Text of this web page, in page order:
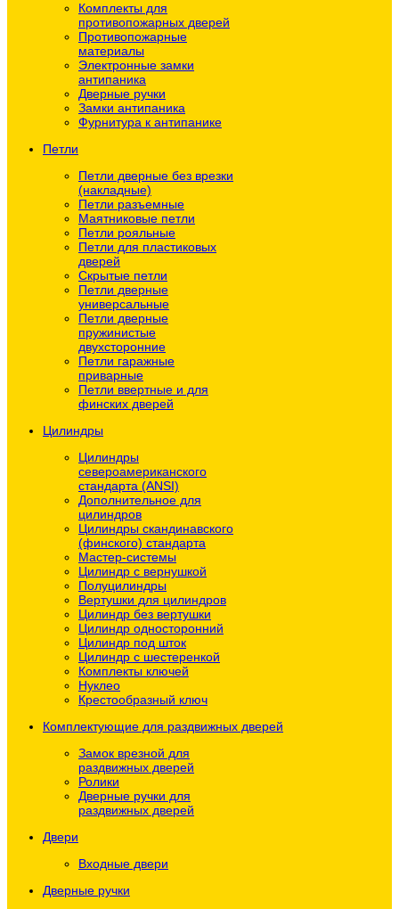
Комплекты для
противопожарных дверей
Противопожарные
материалы
Электронные замки
антипаника
Дверные ручки
Замки антипаника
Фурнитура к антипанике
Петли
Петли дверные без врезки
(накладные)
Петли разъемные
Маятниковые петли
Петли рояльные
Петли для пластиковых
дверей
Скрытые петли
Петли дверные
универсальные
Петли дверные
пружинистые
двухсторонние
Петли гаражные
приварные
Петли ввертные и для
финских дверей
Цилиндры
Цилиндры
североамериканского
стандарта (ANSI)
Дополнительное для
цилиндров
Цилиндры скандинавского
(финского) стандарта
Мастер-системы
Цилиндр с вернушкой
Полуцилиндры
Вертушки для цилиндров
Цилиндр без вертушки
Цилиндр односторонний
Цилиндр под шток
Цилиндр с шестеренкой
Комплекты ключей
Нуклео
Крестообразный ключ
Комплектующие для раздвижных дверей
Замок врезной для
раздвижных дверей
Ролики
Дверные ручки для
раздвижных дверей
Двери
Входные двери
Дверные ручки